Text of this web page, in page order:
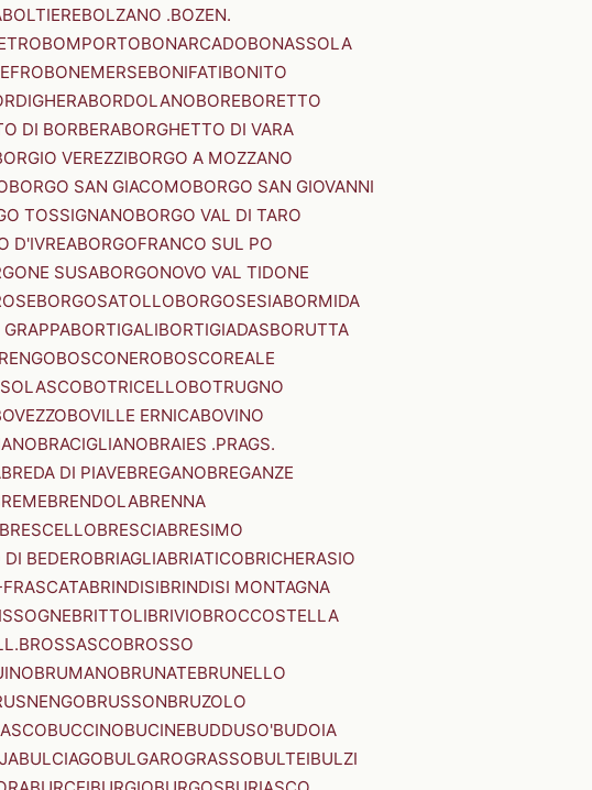
BOLTIEREBOLZANO .BOZEN.
BOMPORTOBONARCADOBONASSOLA
BONEMERSEBONIFATIBONITO
BORDOLANOBOREBORETTO
DI BORBERABORGHETTO DI VARA
VEREZZIBORGO A MOZZANO
BORGO SAN GIACOMOBORGO SAN GIOVANNI
TOSSIGNANOBORGO VAL DI TARO
D'IVREABORGOFRANCO SUL PO
SUSABORGONOVO VAL TIDONE
BORGOSATOLLOBORGOSESIABORMIDA
BORTIGALIBORTIGIADASBORUTTA
BOSCONEROBOSCOREALE
BOTRICELLOBOTRUGNO
BOVILLE ERNICABOVINO
BRACIGLIANOBRAIES .PRAGS.
BREDA DI PIAVEBREGANOBREGANZE
BRENDOLABRENNA
BRESCELLOBRESCIABRESIMO
DI BEDEROBRIAGLIABRIATICOBRICHERASIO
BRINDISIBRINDISI MONTAGNA
BRITTOLIBRIVIOBROCCOSTELLA
BROSSASCOBROSSO
BRUMANOBRUNATEBRUNELLO
BRUSSONBRUZOLO
BUCCINOBUCINEBUDDUSO'BUDOIA
BULCIAGOBULGAROGRASSOBULTEIBULZI